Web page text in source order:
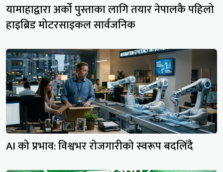
यामाहाद्वारा अर्को पुस्ताका लागि तयार नेपालकै पहिलो
हाइब्रिड मोटरसाइकल सार्वजनिक
AI को प्रभाव: विश्वभर रोजगारीको स्वरूप बदलिँदै